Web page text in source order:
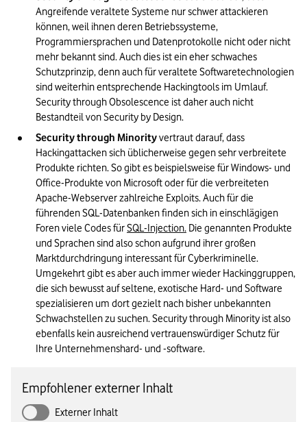
Angreifende veraltete Systeme nur schwer attackieren
können, weil ihnen deren Betriebssysteme,
Programmiersprachen und Datenprotokolle nicht oder nicht
mehr bekannt sind. Auch dies ist ein eher schwaches
Schutzprinzip, denn auch für veraltete Softwaretechnologien
sind weiterhin entsprechende Hackingtools im Umlauf.
Security through Obsolescence ist daher auch nicht
Bestandteil von Security by Design.
Security through Minority vertraut darauf, dass
Hackingattacken sich üblicherweise gegen sehr verbreitete
Produkte richten. So gibt es beispielsweise für Windows- und
Office-Produkte von Microsoft oder für die verbreiteten
Apache-Webserver zahlreiche Exploits. Auch für die
führenden SQL-Datenbanken finden sich in einschlägigen
Foren viele Codes für SQL-Injection. Die genannten Produkte
und Sprachen sind also schon aufgrund ihrer großen
Marktdurchdringung interessant für Cyberkriminelle.
Umgekehrt gibt es aber auch immer wieder Hackinggruppen,
die sich bewusst auf seltene, exotische Hard- und Software
spezialisieren um dort gezielt nach bisher unbekannten
Schwachstellen zu suchen. Security through Minority ist also
ebenfalls kein ausreichend vertrauenswürdiger Schutz für
Ihre Unternehmenshard- und -software.
Empfohlener externer Inhalt
Externer Inhalt